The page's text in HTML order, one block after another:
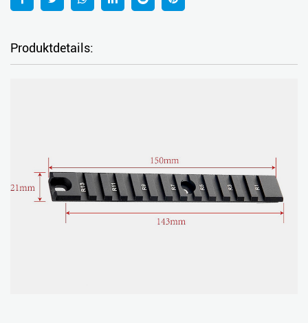
Produktdetails: